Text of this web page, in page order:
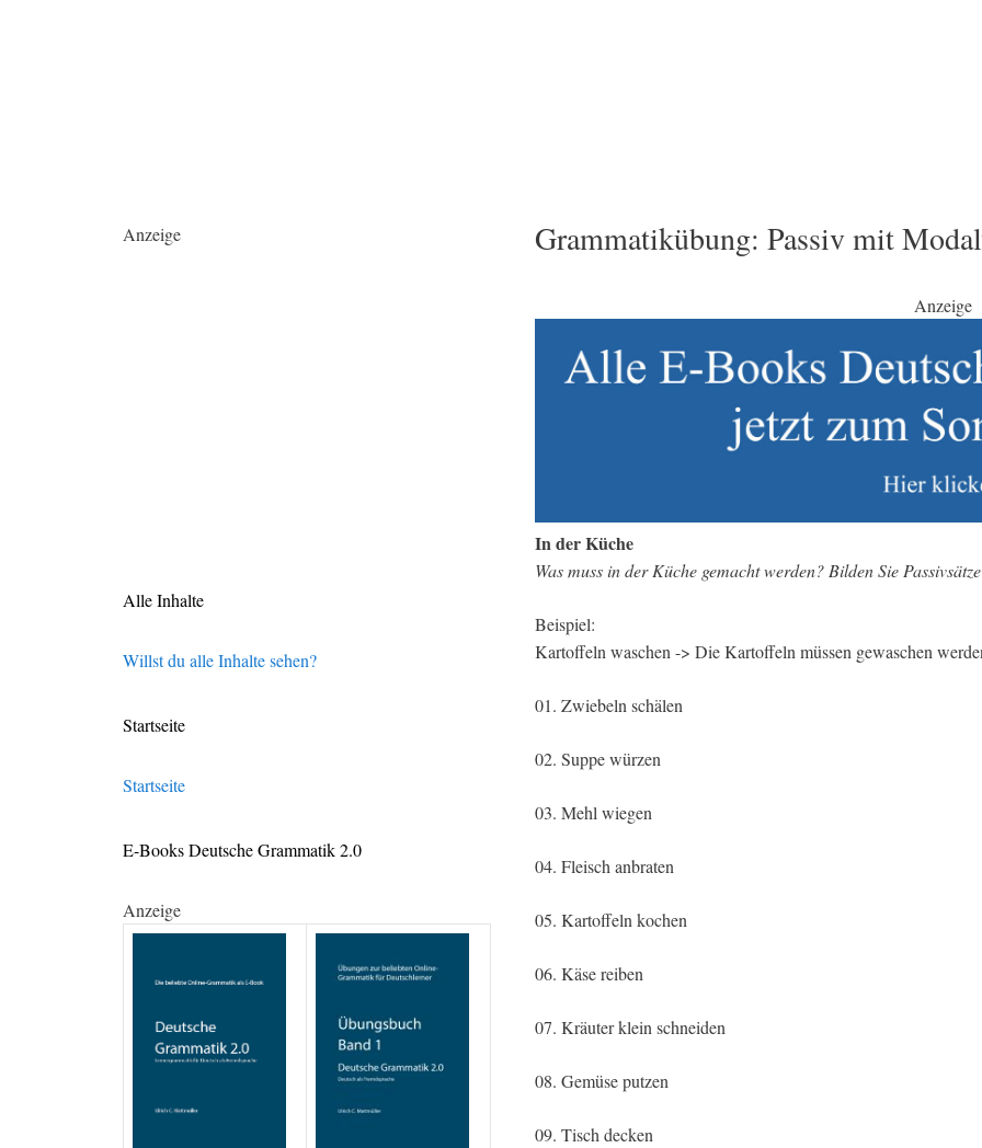
Grammatikübung: Passiv mit
Anzeige
In der Küche
Was muss in der Küche gemacht werden? Bilden Sie
Beispiel:
Kartoffeln waschen -> Die Kartoffeln müssen gewaschen
01. Zwiebeln schälen
02. Suppe würzen
03. Mehl wiegen
04. Fleisch anbraten
05. Kartoffeln kochen
06. Käse reiben
07. Kräuter klein schneiden
08. Gemüse putzen
09. Tisch decken
Anzeige
Alle Inhalte
Willst du alle Inhalte sehen?
Startseite
Startseite
E-Books Deutsche Grammatik 2.0
Anzeige